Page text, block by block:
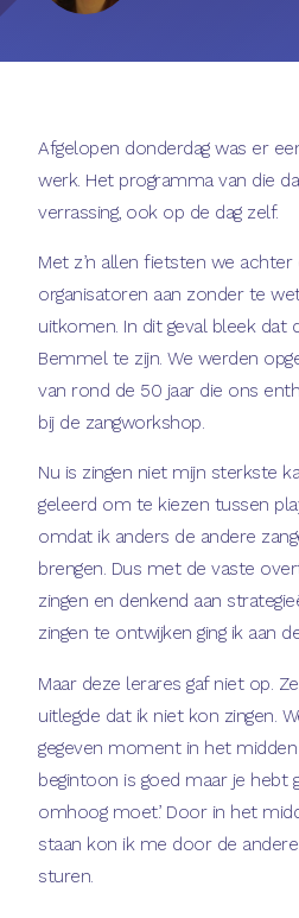
Afgelopen donderdag was er
werk. Het programma van die
verrassing, ook op de dag zelf.
Met z’n allen fietsten we achter
organisatoren aan zonder te
uitkomen. In dit geval bleek dat
Bemmel te zijn. We werden
van rond de 50 jaar die ons
bij de zangworkshop.
Nu is zingen niet mijn sterkste
geleerd om te kiezen tussen
omdat ik anders de andere
brengen. Dus met de vaste
zingen en denkend aan
zingen te ontwijken ging ik aan
Maar deze lerares gaf niet op.
uitlegde dat ik niet kon zingen.
gegeven moment in het midden
begintoon is goed maar je hebt
omhoog moet’. Door in het
staan kon ik me door de
sturen.